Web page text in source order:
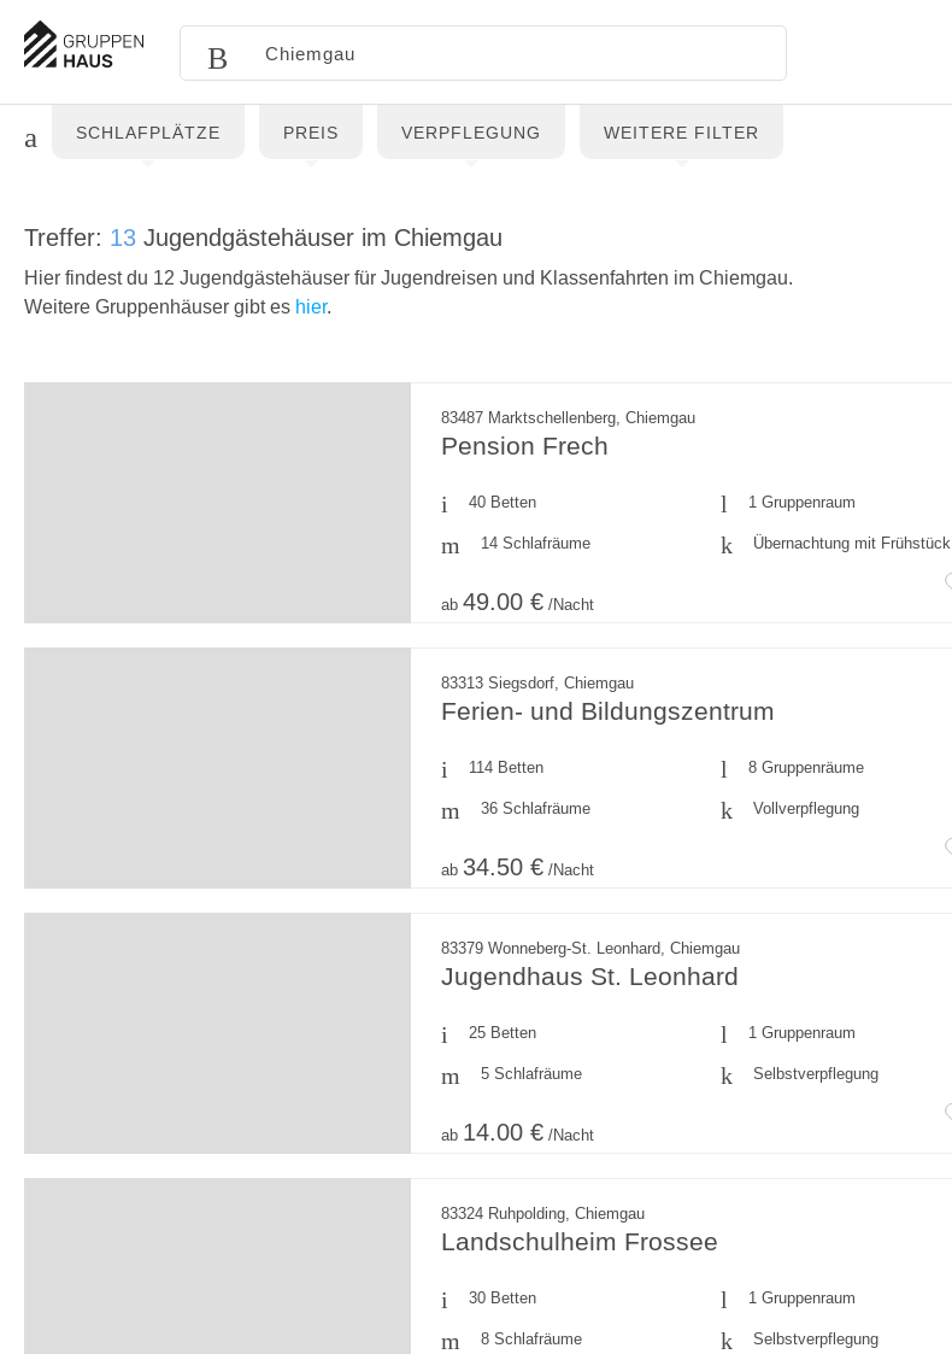
SCHLAFPLÄTZE PREIS VERPFLEGUNG WEITERE FILTER
Treffer: 13 Jugendgästehäuser im Chiemgau
Hier findest du 12 Jugendgästehäuser für Jugendreisen und Klassenfahrten im Chiemgau.
Weitere Gruppenhäuser gibt es hier.
83487 Marktschellenberg, Chiemgau
Pension Frech
40 Betten 1 Gruppenraum
14 Schlafräume Übernachtung mit Frühstück
ab 49.00 € /Nacht
83313 Siegsdorf, Chiemgau
Ferien- und Bildungszentrum
114 Betten 8 Gruppenräume
36 Schlafräume Vollverpflegung
ab 34.50 € /Nacht
83379 Wonneberg-St. Leonhard, Chiemgau
Jugendhaus St. Leonhard
25 Betten 1 Gruppenraum
5 Schlafräume Selbstverpflegung
ab 14.00 € /Nacht
83324 Ruhpolding, Chiemgau
Landschulheim Frossee
30 Betten 1 Gruppenraum
8 Schlafräume Selbstverpflegung